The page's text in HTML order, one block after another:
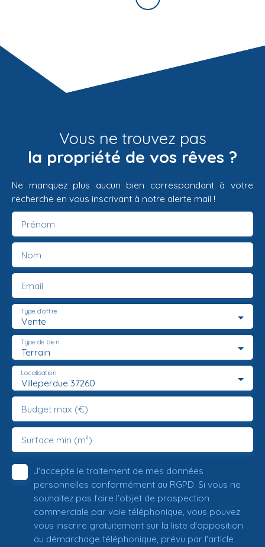
Vous ne trouvez pas
la propriété de vos rêves ?
Ne manquez plus aucun bien correspondant à votre
recherche en vous inscrivant à notre alerte mail !
Prénom
Nom
Email
Vente
Type d'offre
Terrain
Type de bien
Villeperdue 37260
Localisation
Budget max (€)
Surface min (m²)
J'accepte le traitement de mes données
personnelles conformément au RGPD. Si vous ne
souhaitez pas faire l'objet de prospection
commerciale par voie téléphonique, vous pouvez
vous inscrire gratuitement sur la liste d'opposition
au démarchage téléphonique, prévu par l'article